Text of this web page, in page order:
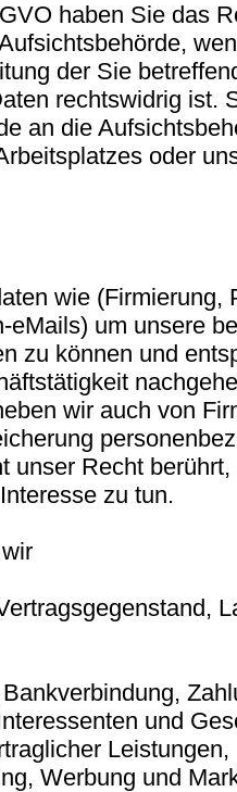
haben Sie das
der Sie
rechtswidrig ist.
an die
oder
wie (Firmierung,
eMails) um unsere
zu können und
wir auch von
unser Recht
zu tun.
und
Werbung und